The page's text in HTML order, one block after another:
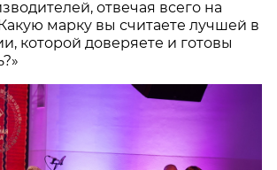
отвечая всего на
марку вы считаете лучшей в
которой доверяете и готовы